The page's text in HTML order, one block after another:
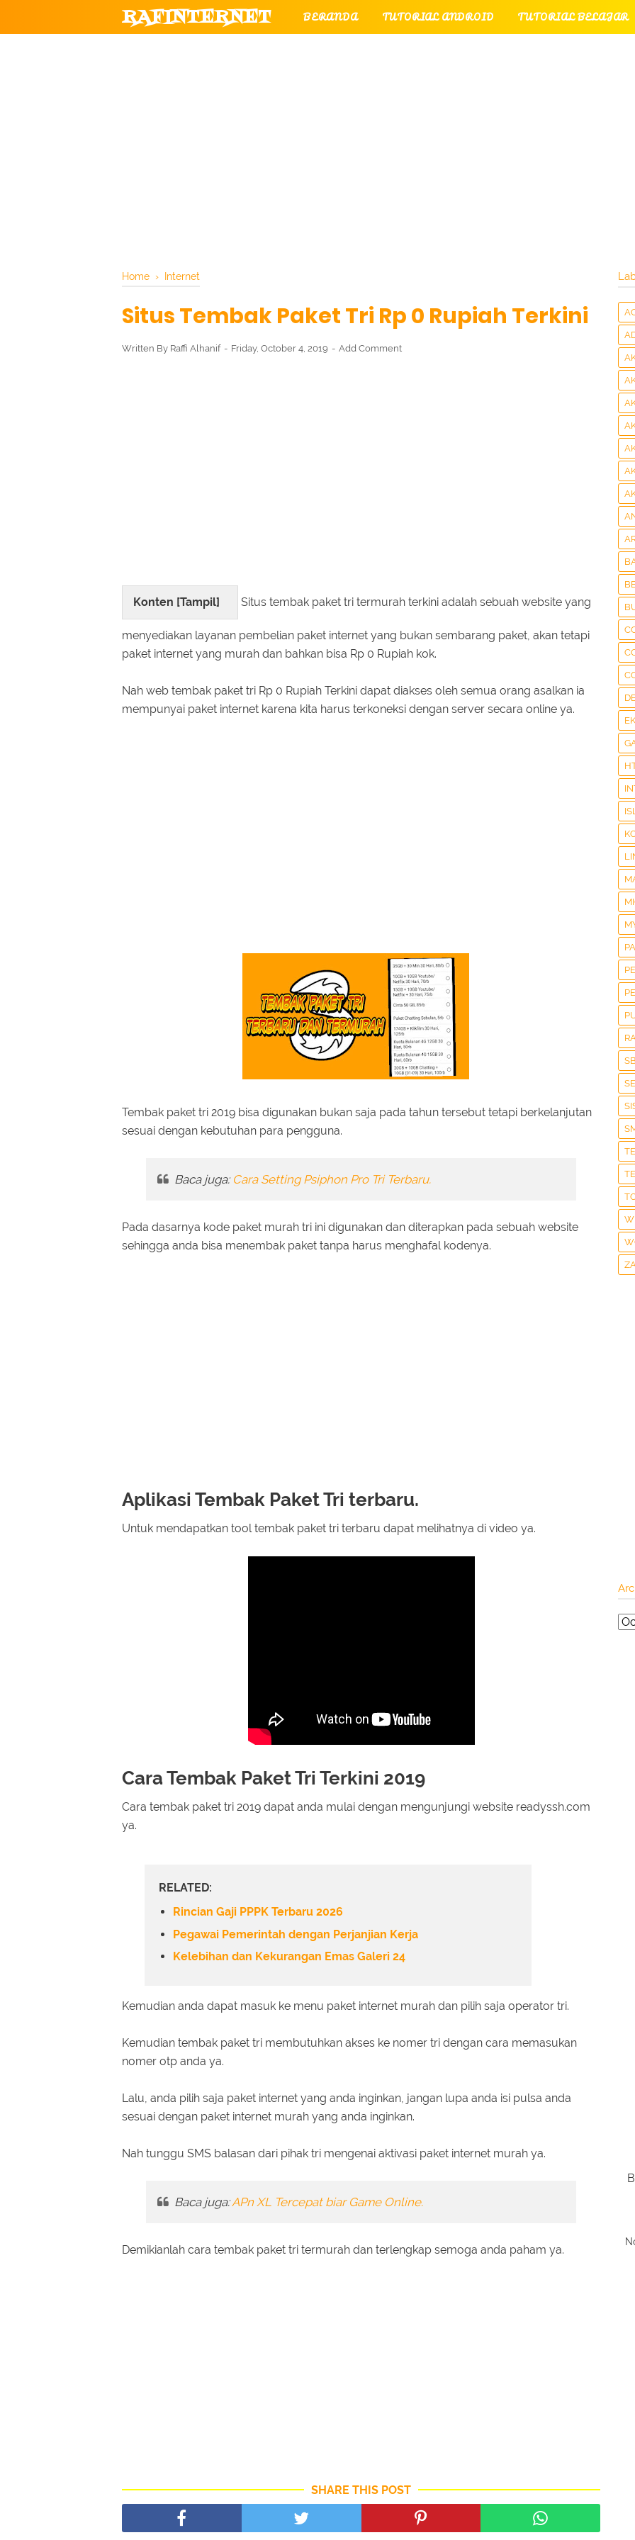
RAFINTERNET BERANDA TUTORIAL ANDROID TUTORIAL BELAJAR
Home › Internet
Situs Tembak Paket Tri Rp 0 Rupiah Terkini
Written By Raffi Alhanif Friday, October 4, 2019 Add Comment
Konten [Tampil] Situs tembak paket tri termurah terkini adalah sebuah website yang
menyediakan layanan pembelian paket internet yang bukan sembarang paket, akan tetapi
paket internet yang murah dan bahkan bisa Rp 0 Rupiah kok.
Nah web tembak paket tri Rp 0 Rupiah Terkini dapat diakses oleh semua orang asalkan ia
mempunyai paket internet karena kita harus terkoneksi dengan server secara online ya.
Tembak paket tri 2019 bisa digunakan bukan saja pada tahun tersebut tetapi berkelanjutan
sesuai dengan kebutuhan para pengguna.
Baca juga: Cara Setting Psiphon Pro Tri Terbaru.
Pada dasarnya kode paket murah tri ini digunakan dan diterapkan pada sebuah website
sehingga anda bisa menembak paket tanpa harus menghafal kodenya.
Aplikasi Tembak Paket Tri terbaru.
Untuk mendapatkan tool tembak paket tri terbaru dapat melihatnya di video ya.
Cara Tembak Paket Tri Terkini 2019
Cara tembak paket tri 2019 dapat anda mulai dengan mengunjungi website readyssh.com
ya.
RELATED:
Rincian Gaji PPPK Terbaru 2026
Pegawai Pemerintah dengan Perjanjian Kerja
Kelebihan dan Kekurangan Emas Galeri 24
Kemudian anda dapat masuk ke menu paket internet murah dan pilih saja operator tri.
Kemudian tembak paket tri membutuhkan akses ke nomer tri dengan cara memasukan
nomer otp anda ya.
Lalu, anda pilih saja paket internet yang anda inginkan, jangan lupa anda isi pulsa anda
sesuai dengan paket internet murah yang anda inginkan.
Nah tunggu SMS balasan dari pihak tri mengenai aktivasi paket internet murah ya.
Baca juga:APn XL Tercepat biar Game Online.
Demikianlah cara tembak paket tri termurah dan terlengkap semoga anda paham ya.
SHARE THIS POST